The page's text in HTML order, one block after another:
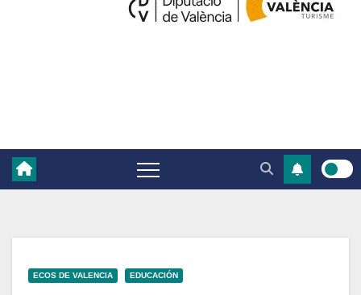
ECOS DE VALENCIA EDUCACIÓN